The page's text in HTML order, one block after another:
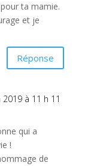
ta mamie.
et je
Réponse
2019 à 11 h 11
qui a
!
de